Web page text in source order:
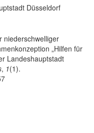
Düsseldorf
niederschwelliger
„Hilfen für
Landeshauptstadt
, 1(1).